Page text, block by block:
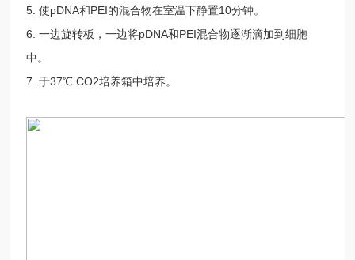
5. 使pDNA和PEI的混合物在室温下静置10分钟。
6. 一边旋转板，一边将pDNA和PEI混合物逐渐滴加到细胞
中。
7. 于37℃ CO2培养箱中培养。